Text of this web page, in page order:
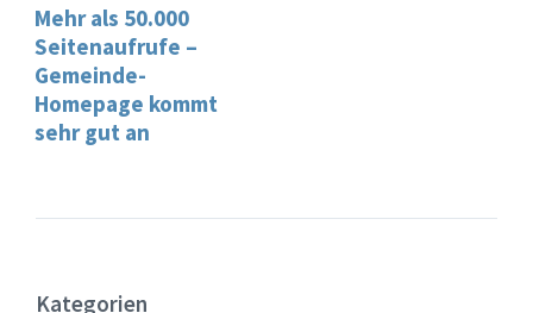
Mehr als 50.000
Seitenaufrufe –
Gemeinde-
Homepage kommt
sehr gut an
Kategorien